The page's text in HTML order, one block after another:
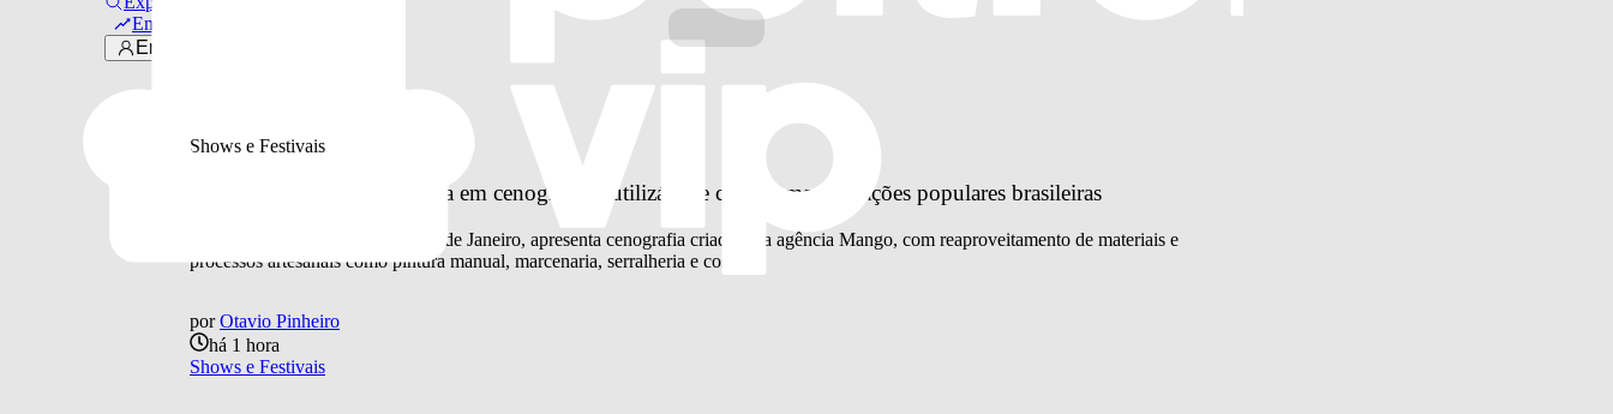
Em alta
Entrar
Shows e Festivais
Doce Maravilha 2026 aposta em cenografia reutilizável e celebra manifestações populares brasileiras
Quarta edição do festival, no Rio de Janeiro, apresenta cenografia criada pela agência Mango, com reaproveitamento de materiais e
processos artesanais como pintura manual, marcenaria, serralheria e costura
por Otavio Pinheiro
há 1 hora
Shows e Festivais